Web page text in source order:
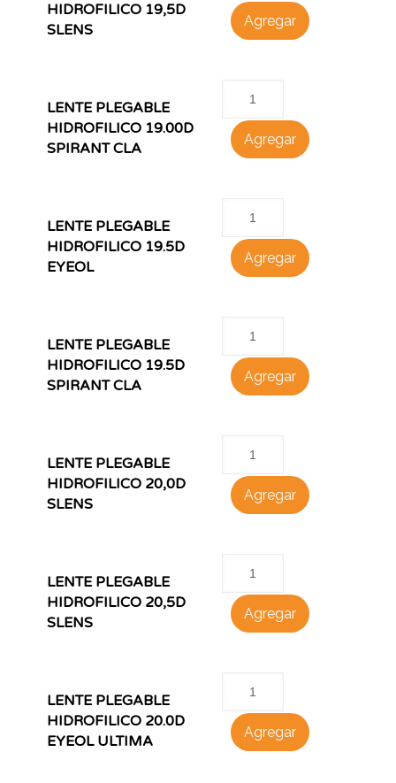
HIDROFILICO 19,5D
SLENS
Agregar
LENTE PLEGABLE
HIDROFILICO 19.00D
SPIRANT CLA
Agregar
LENTE PLEGABLE
HIDROFILICO 19.5D
EYEOL
Agregar
LENTE PLEGABLE
HIDROFILICO 19.5D
SPIRANT CLA
Agregar
LENTE PLEGABLE
HIDROFILICO 20,0D
SLENS
Agregar
LENTE PLEGABLE
HIDROFILICO 20,5D
SLENS
Agregar
LENTE PLEGABLE
HIDROFILICO 20.0D
EYEOL ULTIMA
Agregar